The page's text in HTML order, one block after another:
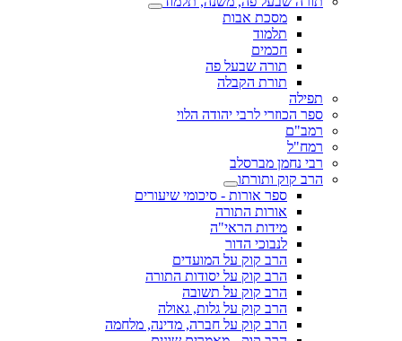
מסכת אבות
תלמוד
חכמים
תורה שבעל פה
תורת הקבלה
תפילה
ספר הכוזרי לרבי יהודה הלוי
רמב"ם
רמח"ל
רבי נחמן מברסלב
הרב קוק ותורתו
ספר אורות - סיכומי שיעורים
אורות התורה
מידות הראי"ה
לנבוכי הדור
הרב קוק על המועדים
הרב קוק על יסודות התורה
הרב קוק על תשובה
הרב קוק על גלות, גאולה
הרב קוק על חברה, מדינה, מלחמה